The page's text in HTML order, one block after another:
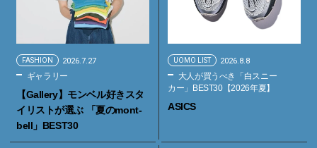
FASHION 2026.7.27
ギャラリー
【Gallery】モンベル好きスタ
イリストが選ぶ 「夏のmont-
bell」BEST30
UOMO LIST 2026.8.8
大人が買うべき「白スニー
カー」BEST30【2026年夏】
ASICS